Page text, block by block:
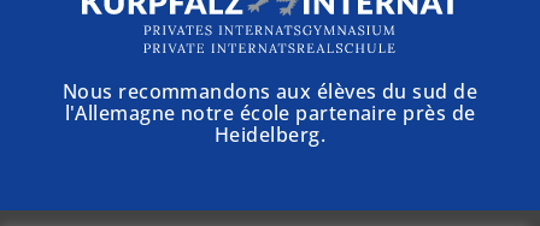
Nous recommandons aux élèves du sud de
l'Allemagne notre école partenaire près de
Heidelberg.